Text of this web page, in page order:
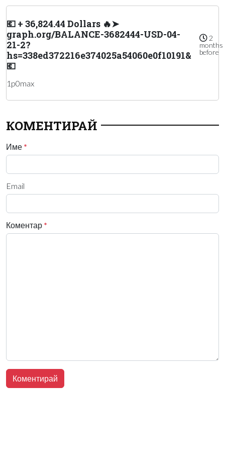
💶 + 36,824.44 Dollars 🔥➤
graph.org/BALANCE-3682444-USD-04-
21-2?
hs=338ed372216e374025a54060e0f10191&
💶
2
months
before
1p0max
КОМЕНТИРАЙ
Име *
Email
Коментар *